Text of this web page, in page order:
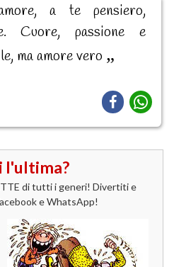
a te pensiero,
Cuore, passione e
ma amore vero
l'ultima?
di tutti i generi! Divertiti e
e WhatsApp!